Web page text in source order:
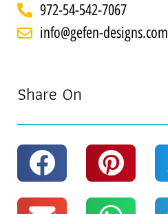
972-54-542-7067
info@gefen-designs.com
Share On